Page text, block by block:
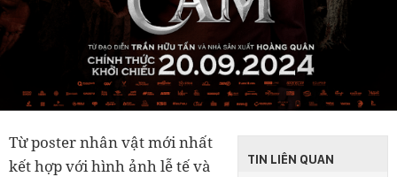
TIN LIÊN QUAN
Từ poster nhân vật mới nhất
kết hợp với hình ảnh lễ tế và